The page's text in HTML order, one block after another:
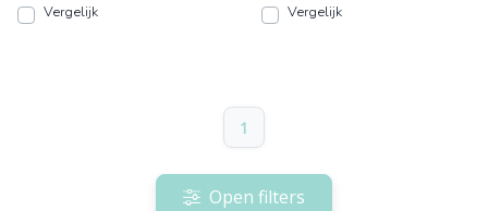
Vergelijk Vergelijk
1
Open filters